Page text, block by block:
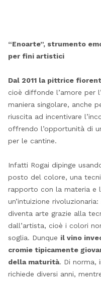
“Enoarte”, strumento
per fini artistici
Dal 2011 la pittrice
cioè diffonde l’amore per
maniera singolare, anche
riuscita ad incentivare
offrendo l’opportunità di
per le cantine.
Infatti Rogai dipinge
posto del colore, una
rapporto con la materia e
un’intuizione rivoluzionaria:
diventa arte grazie alla
dall’artista, cioè i colori
soglia. Dunque il vino
cromie tipicamente
della maturità. Di norma,
richiede diversi anni,